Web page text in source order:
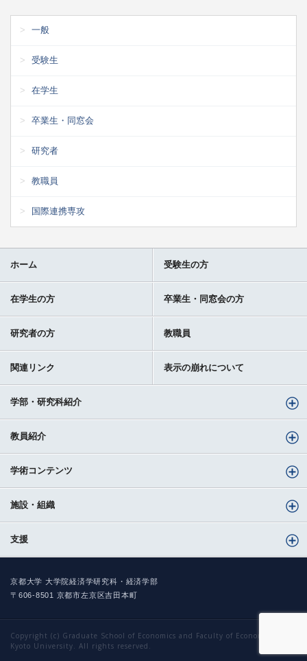
一般
受験生
在学生
卒業生・同窓会
研究者
教職員
国際連携専攻
ホーム 受験生の方
在学生の方 卒業生・同窓会の方
研究者の方 教職員
関連リンク 表示の崩れについて
学部・研究科紹介
教員紹介
学術コンテンツ
施設・組織
支援
京都大学 大学院経済学研究科・経済学部
〒606-8501 京都市左京区吉田本町
Copyright (c) Graduate School of Economics and Faculty of Economics,
Kyoto University. All rights reserved.